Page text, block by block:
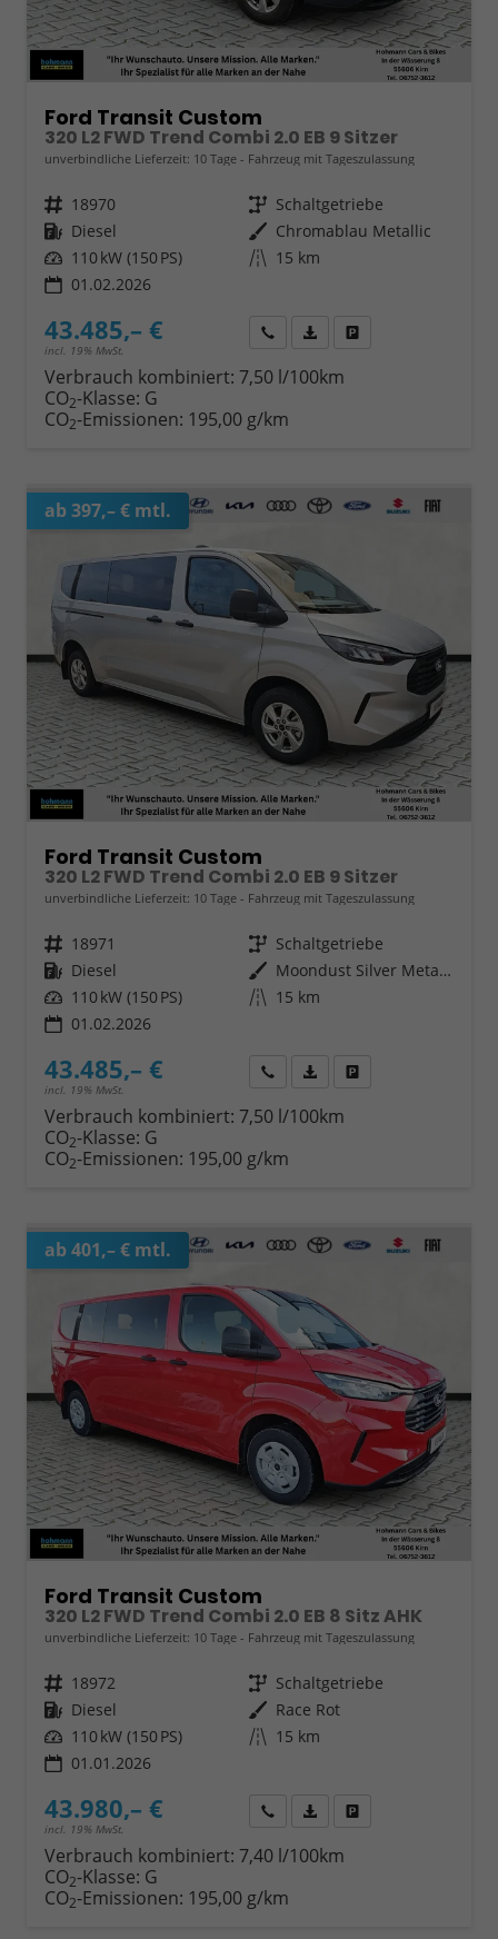
Ford Transit Custom
320 L2 FWD Trend Combi 2.0 EB 9 Sitzer
unverbindliche Lieferzeit: 10 Tage Fahrzeug mit Tageszulassung
Fahrzeugnr. 18970 Getriebe Schaltgetriebe
Kraftstoff Diesel Außenfarbe Chromablau Metallic
Leistung 110 kW (150 PS) Kilometerstand 15 km
01.02.2026
43.485,– €
incl. 19% MwSt.
Wir rufen Sie anFahrzeugexposé (PDF)
Verbrauch kombiniert: 7,50 l/100km
CO2-Klasse: G
CO2-Emissionen: 195,00 g/km
ab 397,– € mtl.
Ford Transit Custom
320 L2 FWD Trend Combi 2.0 EB 9 Sitzer
unverbindliche Lieferzeit: 10 Tage Fahrzeug mit Tageszulassung
Fahrzeugnr. 18971 Getriebe Schaltgetriebe
Kraftstoff Diesel Außenfarbe
Moondust Silver Metallic
Leistung 110 kW (150 PS) Kilometerstand 15 km
01.02.2026
43.485,– €
incl. 19% MwSt.
Wir rufen Sie anFahrzeugexposé (PDF)
Verbrauch kombiniert: 7,50 l/100km
CO2-Klasse: G
CO2-Emissionen: 195,00 g/km
ab 401,– € mtl.
Ford Transit Custom
320 L2 FWD Trend Combi 2.0 EB 8 Sitz AHK
unverbindliche Lieferzeit: 10 Tage Fahrzeug mit Tageszulassung
Fahrzeugnr. 18972 Getriebe Schaltgetriebe
Kraftstoff Diesel Außenfarbe Race Rot
Leistung 110 kW (150 PS) Kilometerstand 15 km
01.01.2026
43.980,– €
incl. 19% MwSt.
Wir rufen Sie anFahrzeugexposé (PDF)
Verbrauch kombiniert: 7,40 l/100km
CO2-Klasse: G
CO2-Emissionen: 195,00 g/km